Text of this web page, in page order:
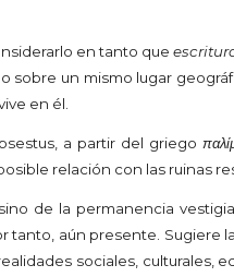
en tanto que
sobre un mismo lugar
en él.
, a partir del griego
relación con las ruinas
de la permanencia
tanto, aún presente. Sugiere la
sociales, culturales,